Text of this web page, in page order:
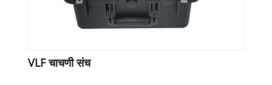
VLF चाचणी संच